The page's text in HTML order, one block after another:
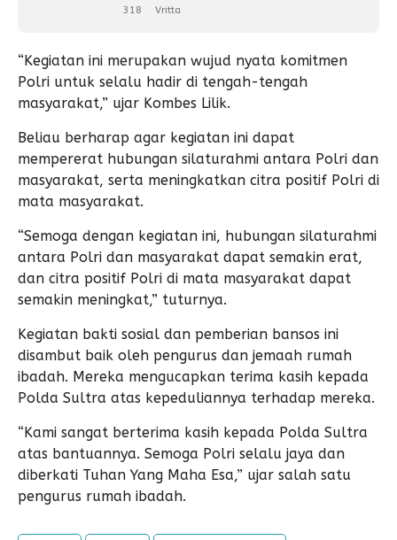
318 Vritta
“Kegiatan ini merupakan wujud nyata komitmen
Polri untuk selalu hadir di tengah-tengah
masyarakat,” ujar Kombes Lilik.
Beliau berharap agar kegiatan ini dapat
mempererat hubungan silaturahmi antara Polri dan
masyarakat, serta meningkatkan citra positif Polri di
mata masyarakat.
“Semoga dengan kegiatan ini, hubungan silaturahmi
antara Polri dan masyarakat dapat semakin erat,
dan citra positif Polri di mata masyarakat dapat
semakin meningkat,” tuturnya.
Kegiatan bakti sosial dan pemberian bansos ini
disambut baik oleh pengurus dan jemaah rumah
ibadah. Mereka mengucapkan terima kasih kepada
Polda Sultra atas kepeduliannya terhadap mereka.
“Kami sangat berterima kasih kepada Polda Sultra
atas bantuannya. Semoga Polri selalu jaya dan
diberkati Tuhan Yang Maha Esa,” ujar salah satu
pengurus rumah ibadah.